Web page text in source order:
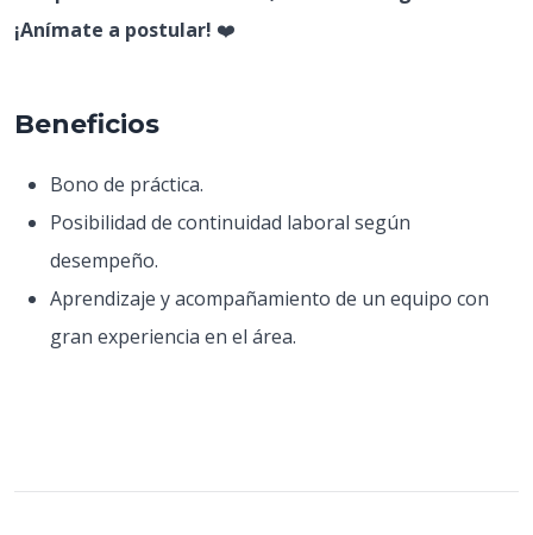
¡Anímate a postular! ❤️​
Beneficios
Bono de práctica.
Posibilidad de continuidad laboral según
desempeño.
Aprendizaje y acompañamiento de un equipo con
gran experiencia en el área.